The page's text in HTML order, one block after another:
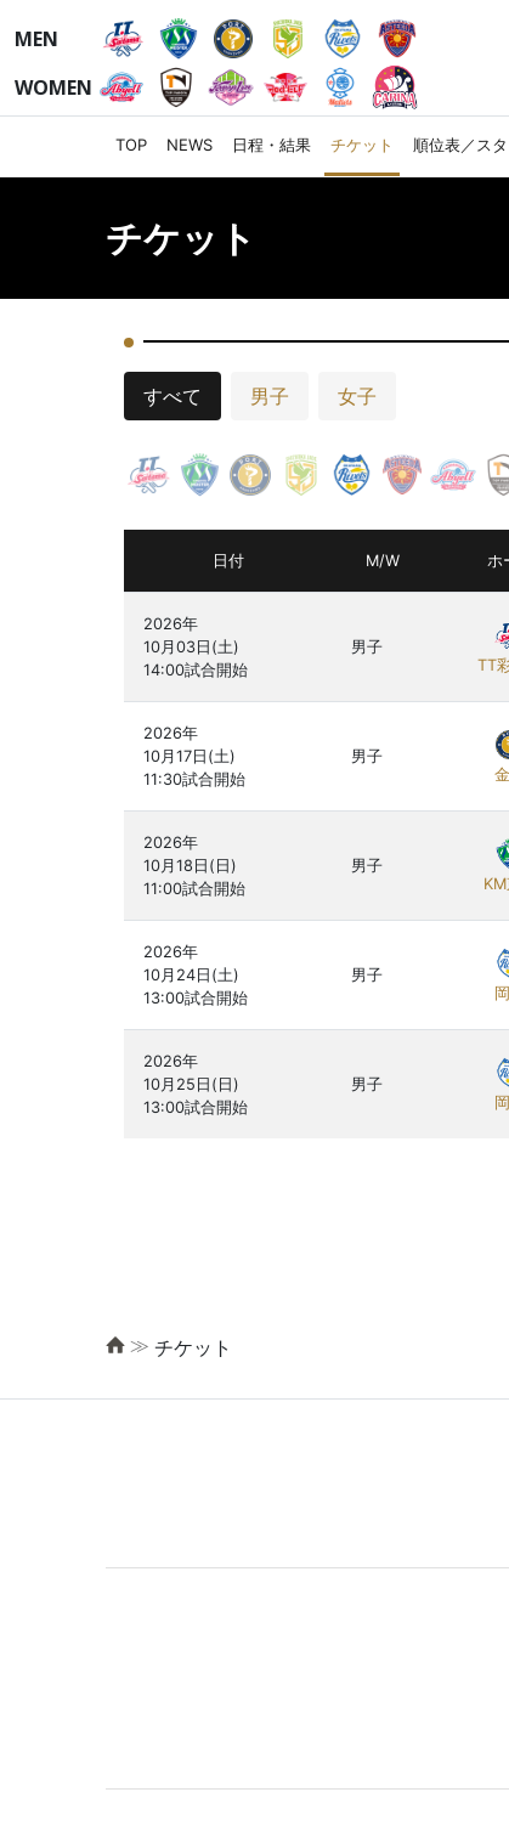
MEN
WOMEN
TOP NEWS 日程・結果 チケット 順位表／ス
チケット
すべて 男子 女子
日付 M/W ホ
2026年
10月03日(土)
男子
TT
2026年
10月17日(土)
男子
2026年
10月18日(日)
男子
2026年
10月24日(土)
男子
2026年
10月25日(日)
男子
≫ チケット